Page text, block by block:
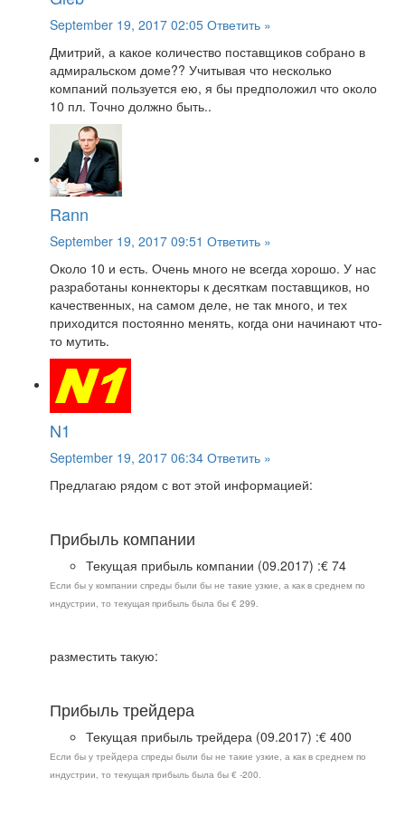
September 19, 2017 02:05 Ответить »
Дмитрий, а какое количество поставщиков собрано в
адмиральском доме?? Учитывая что несколько
компаний пользуется ею, я бы предположил что около
10 пл. Точно должно быть..
Rann
September 19, 2017 09:51 Ответить »
Около 10 и есть. Очень много не всегда хорошо. У нас
разработаны коннекторы к десяткам поставщиков, но
качественных, на самом деле, не так много, и тех
приходится постоянно менять, когда они начинают что-
то мутить.
N1
September 19, 2017 06:34 Ответить »
Предлагаю рядом с вот этой информацией:
Прибыль компании
Текущая прибыль компании (09.2017) :€ 74
Если бы у компании спреды были бы не такие узкие, а как в среднем по
индустрии, то текущая прибыль была бы € 299.
разместить такую:
Прибыль трейдера
Текущая прибыль трейдера (09.2017) :€ 400
Если бы у трейдера спреды были бы не такие узкие, а как в среднем по
индустрии, то текущая прибыль была бы € -200.